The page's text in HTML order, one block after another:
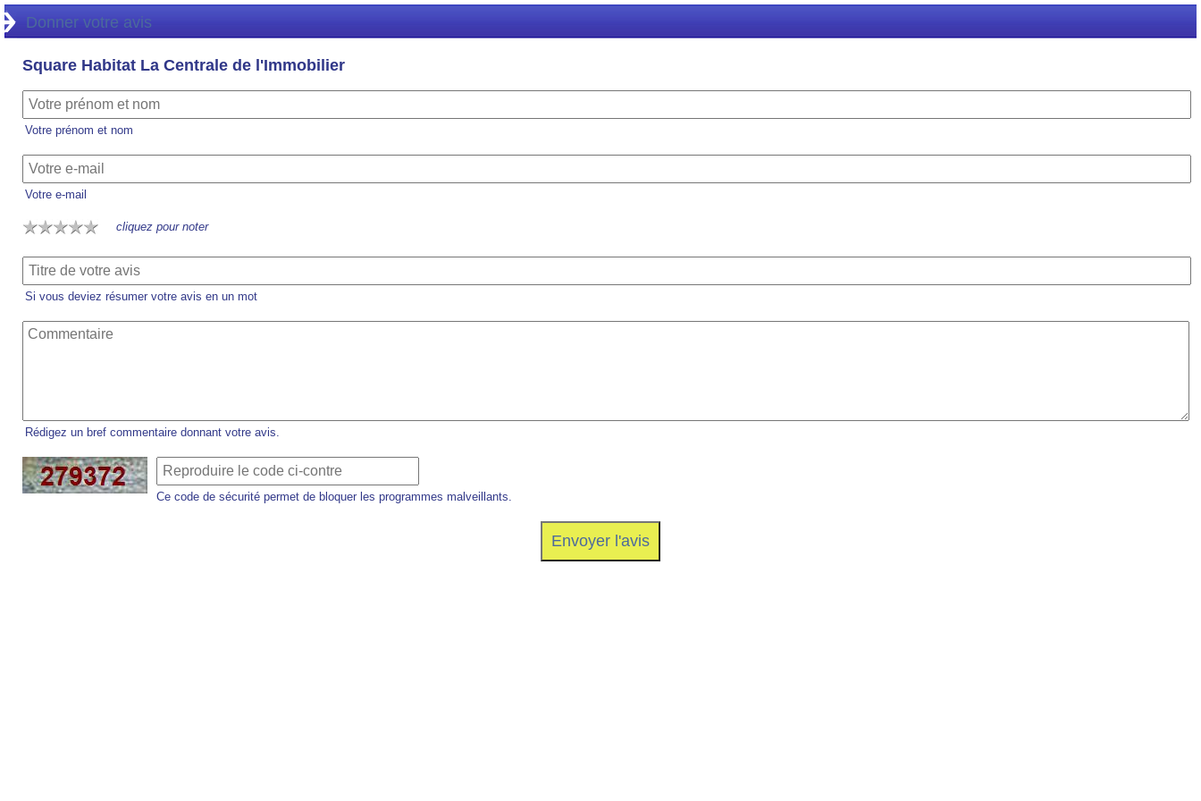
Donner votre avis
Square Habitat La Centrale de l'Immobilier
Votre prénom et nom
Votre e-mail
cliquez pour noter
Si vous deviez résumer votre avis en un mot
Rédigez un bref commentaire donnant votre avis.
Ce code de sécurité permet de bloquer les programmes malveillants.